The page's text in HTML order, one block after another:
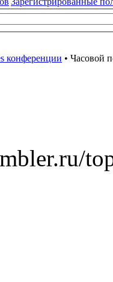
конференции • Часовой